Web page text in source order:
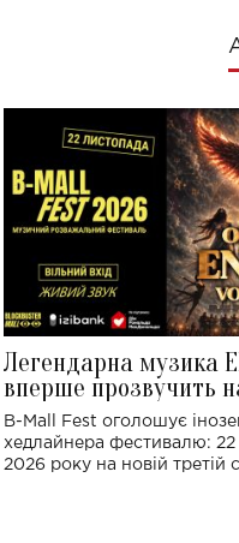
Легендарна музика
вперше прозвучить
Україні: де
B-Mall Fest оголошує
хедлайнера фестивалю: 22
2026 року на новій третій